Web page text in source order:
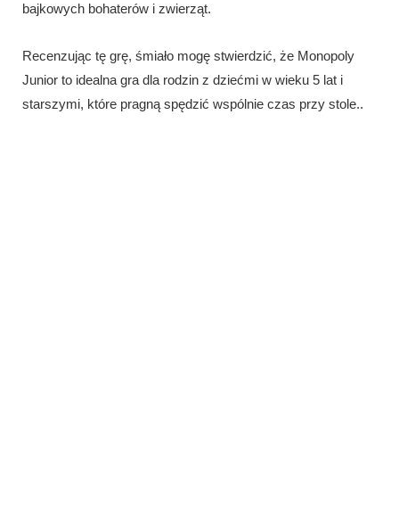
bajkowych bohaterów i zwierząt.
Recenzując tę grę, śmiało mogę stwierdzić, że Monopoly
Junior to idealna gra dla rodzin z dziećmi w wieku 5 lat i
starszymi, które pragną spędzić wspólnie czas przy stole..